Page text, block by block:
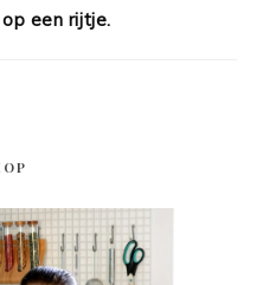
een rijtje.